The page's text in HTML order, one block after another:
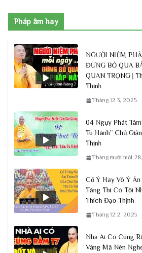
Pháp âm hay
NGƯỜI NIỆM
ĐỪNG BỎ QUA
QUAN TRỌNG |
Thịnh
Tháng 12 3, 2025
04 Ngụy Phát
Tu Hành” Chủ
Thịnh
Tháng mười một
Cố Ý Hay Vô Ý
Tăng Thì Có Tội
Thích Đạo Thịnh
Tháng 12 2, 2025
Nhà Ai Có Cúng
Vàng Mã Nên